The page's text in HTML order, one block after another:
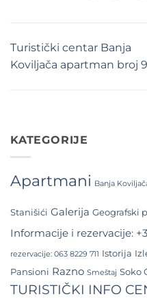
Turistički centar Banja
Koviljača apartman broj 9
KATEGORIJE
Apartmani Banja
Stanišići Galerija Geografski
Informacije i rezervacije:
rezervacije: 063 8229 711 Istorija
Pansioni Razno Smeštaj Soko
TURISTIČKI INFO